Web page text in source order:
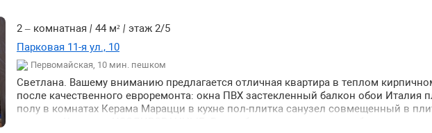
по цене ↑
по комнатности ↓
по комнатности ↑
по общей площади ↓
2 – комнатная | 44 м² | этаж 2/5
Парковая 11-я ул., 10
Первомайская, 10 мин. пешком
Светлана. Вашему вниманию предлагается отличная квартира в теплом
после качественного евроремонта: окна ПВХ застекленный балкон обои Италия
полу в комнатах Керама Марацци в кухне пол-плитка санузел совмещенный в